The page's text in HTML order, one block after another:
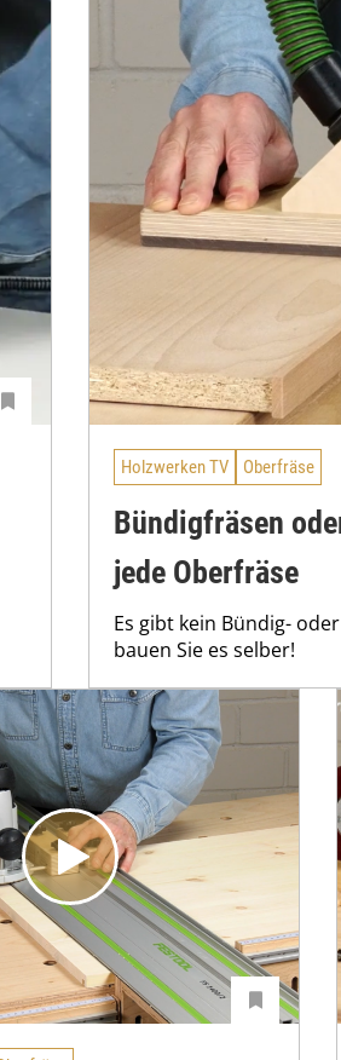
Holzwerken TV Oberfräse
Bündigfräsen
jede Oberfräse
Es gibt kein Bündig-
bauen Sie es selber!